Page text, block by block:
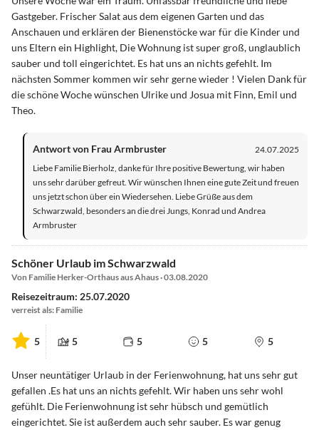
Gastgeber. Frischer Salat aus dem eigenen Garten und das
Anschauen und erklären der Bienenstöcke war für die Kinder und
uns Eltern ein Highlight, Die Wohnung ist super groß, unglaublich
sauber und toll eingerichtet. Es hat uns an nichts gefehlt. Im
nächsten Sommer kommen wir sehr gerne wieder ! Vielen Dank für
die schöne Woche wünschen Ulrike und Josua mit Finn, Emil und
Theo.
Antwort von Frau Armbruster
24.07.2025
Liebe Familie Bierholz, danke für Ihre positive Bewertung, wir haben
uns sehr darüber gefreut. Wir wünschen Ihnen eine gute Zeit und freuen
uns jetzt schon über ein Wiedersehen. Liebe Grüße aus dem
Schwarzwald, besonders an die drei Jungs, Konrad und Andrea
Armbruster
Schöner Urlaub im Schwarzwald
Von Familie Herker-Orthaus aus Ahaus · 03.08.2020
Reisezeitraum: 25.07.2020
verreist als: Familie
5 5 5 5 5
Unser neuntätiger Urlaub in der Ferienwohnung, hat uns sehr gut
gefallen .Es hat uns an nichts gefehlt. Wir haben uns sehr wohl
gefühlt. Die Ferienwohnung ist sehr hübsch und gemütlich
eingerichtet. Sie ist außerdem auch sehr sauber. Es war genug